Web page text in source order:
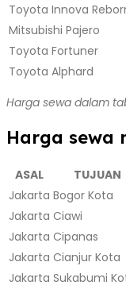
Toyota Innova
Mitsubishi Pajero
Toyota Fortuner
Toyota Alphard
Harga sewa dalam
Harga sewa
ASAL TUJUAN
Jakarta Bogor Kota
Jakarta Ciawi
Jakarta Cipanas
Jakarta Cianjur Kota
Jakarta Sukabumi